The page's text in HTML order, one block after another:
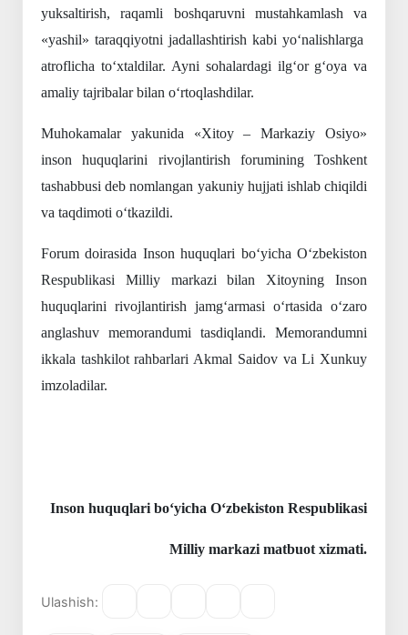
yuksaltirish, raqamli boshqaruvni mustahkamlash va
«yashil» taraqqiyotni jadallashtirish kabi yo‘nalishlarga
atroflicha to‘xtaldilar.Ayni sohalardagi ilg‘or g‘oya va
amaliy tajribalar bilan o‘rtoqlashdilar.
Muhokamalar yakunida «Xitoy – Markaziy Osiyo»
inson huquqlarini rivojlantirish forumining Toshkent
tashabbusi deb nomlangan yakuniy hujjati ishlab chiqildi
va taqdimoti o‘tkazildi.
Forum doirasida Inson huquqlari bo‘yicha O‘zbekiston
Respublikasi Milliy markazi bilan Xitoyning Inson
huquqlarini rivojlantirish jamg‘armasi o‘rtasida o‘zaro
anglashuv memorandumi tasdiqlandi. Memorandumni
ikkala tashkilot rahbarlari Akmal Saidov va Li Xunkuy
imzoladilar.
Inson huquqlari bo‘yicha O‘zbekiston Respublikasi
Milliy markazi matbuot xizmati.
Ulashish: